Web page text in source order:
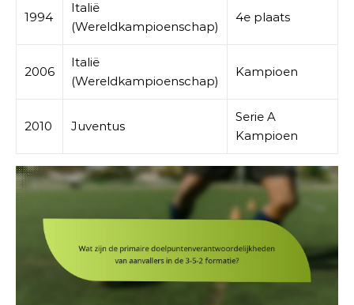
1994
Italië
(Wereldkampioenschap)
4e plaats
2006
Italië
(Wereldkampioenschap)
Kampioen
2010 Juventus
Serie A
Kampioen